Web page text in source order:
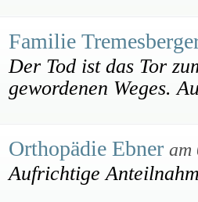
Familie
Der Tod ist das Tor
gewordenen Weges.
Orthopädie Ebner am
Aufrichtige